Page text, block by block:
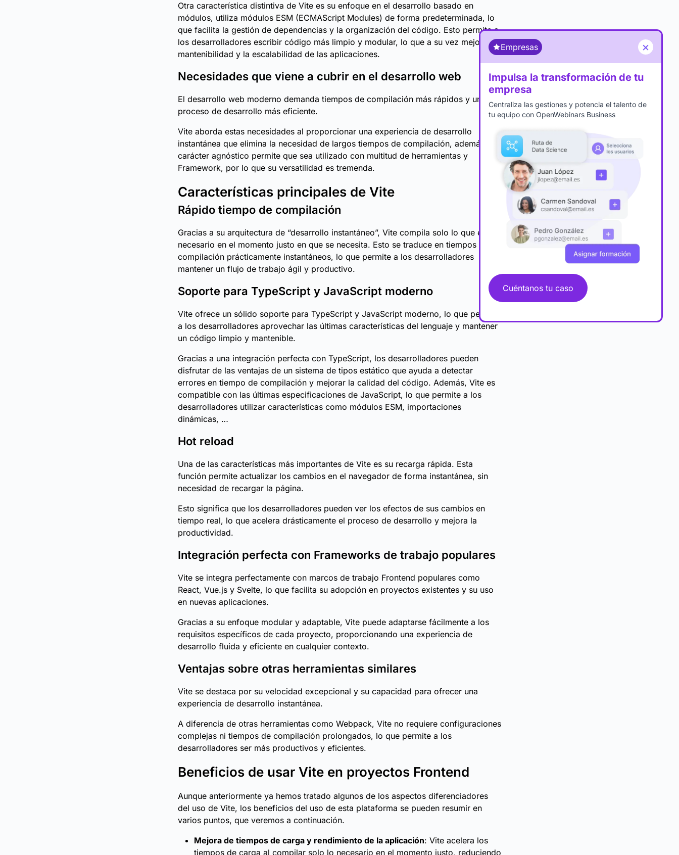
Otra característica distintiva de Vite es su enfoque en el desarrollo basado en
módulos, utiliza módulos ESM (ECMAScript Modules) de forma predeterminada, lo
que facilita la gestión de dependencias y la organización del código. Esto permite a
los desarrolladores escribir código más limpio y modular, lo que a su vez mejora la
mantenibilidad y la escalabilidad de las aplicaciones.
Necesidades que viene a cubrir en el desarrollo web
El desarrollo web moderno demanda tiempos de compilación más rápidos y un
proceso de desarrollo más eficiente.
Vite aborda estas necesidades al proporcionar una experiencia de desarrollo
instantánea que elimina la necesidad de largos tiempos de compilación, además su
carácter agnóstico permite que sea utilizado con multitud de herramientas y
Framework, por lo que su versatilidad es tremenda.
Características principales de Vite
Rápido tiempo de compilación
Gracias a su arquitectura de “desarrollo instantáneo”, Vite compila solo lo que es
necesario en el momento justo en que se necesita. Esto se traduce en tiempos de
compilación prácticamente instantáneos, lo que permite a los desarrolladores
mantener un flujo de trabajo ágil y productivo.
Soporte para TypeScript y JavaScript moderno
Vite ofrece un sólido soporte para TypeScript y JavaScript moderno, lo que permite
a los desarrolladores aprovechar las últimas características del lenguaje y mantener
un código limpio y mantenible.
Gracias a una integración perfecta con TypeScript, los desarrolladores pueden
disfrutar de las ventajas de un sistema de tipos estático que ayuda a detectar
errores en tiempo de compilación y mejorar la calidad del código. Además, Vite es
compatible con las últimas especificaciones de JavaScript, lo que permite a los
desarrolladores utilizar características como módulos ESM, importaciones
dinámicas, …
Hot reload
Una de las características más importantes de Vite es su recarga rápida. Esta
función permite actualizar los cambios en el navegador de forma instantánea, sin
necesidad de recargar la página.
Esto significa que los desarrolladores pueden ver los efectos de sus cambios en
tiempo real, lo que acelera drásticamente el proceso de desarrollo y mejora la
productividad.
Integración perfecta con Frameworks de trabajo populares
Vite se integra perfectamente con marcos de trabajo Frontend populares como
React, Vue.js y Svelte, lo que facilita su adopción en proyectos existentes y su uso
en nuevas aplicaciones.
Gracias a su enfoque modular y adaptable, Vite puede adaptarse fácilmente a los
requisitos específicos de cada proyecto, proporcionando una experiencia de
desarrollo fluida y eficiente en cualquier contexto.
Ventajas sobre otras herramientas similares
Vite se destaca por su velocidad excepcional y su capacidad para ofrecer una
experiencia de desarrollo instantánea.
A diferencia de otras herramientas como Webpack, Vite no requiere configuraciones
complejas ni tiempos de compilación prolongados, lo que permite a los
desarrolladores ser más productivos y eficientes.
Beneficios de usar Vite en proyectos Frontend
Aunque anteriormente ya hemos tratado algunos de los aspectos diferenciadores
del uso de Vite, los beneficios del uso de esta plataforma se pueden resumir en
varios puntos, que veremos a continuación.
Mejora de tiempos de carga y rendimiento de la aplicación: Vite acelera los
tiempos de carga al compilar solo lo necesario en el momento justo, reduciendo
Empresas ×
Impulsa la transformación de tu
empresa
Centraliza las gestiones y potencia el talento de
tu equipo con OpenWebinars Business
Cuéntanos tu caso